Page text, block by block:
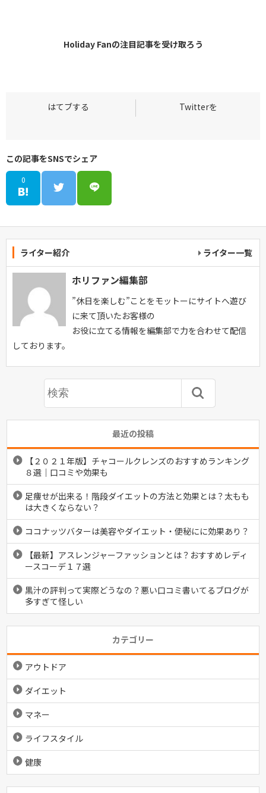
Holiday Fanの注目記事を受け取ろう
この記事をSNSでシェア
0
ライター紹介 ライター一覧
ホリファン編集部
”休日を楽しむ”ことをモットーにサイトへ遊び
に来て頂いたお客様の
お役に立てる情報を編集部で力を合わせて配信
しております。
最近の投稿
【２０２１年版】チャコールクレンズのおすすめランキング
８選｜口コミや効果も
足痩せが出来る！階段ダイエットの方法と効果とは？太もも
は大きくならない？
ココナッツバターは美容やダイエット・便秘にに効果あり？
【最新】アスレンジャーファッションとは？おすすめレディ
ースコーデ１７選
黒汁の評判って実際どうなの？悪い口コミ書いてるブログが
多すぎて怪しい
カテゴリー
アウトドア
ダイエット
マネー
ライフスタイル
健康